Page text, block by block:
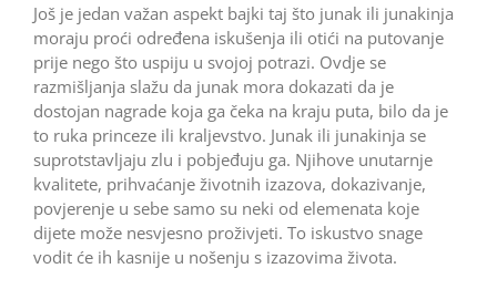
Još je jedan važan aspekt bajki taj što junak ili junakinja
moraju proći određena iskušenja ili otići na putovanje
prije nego što uspiju u svojoj potrazi. Ovdje se
razmišljanja slažu da junak mora dokazati da je
dostojan nagrade koja ga čeka na kraju puta, bilo da je
to ruka princeze ili kraljevstvo. Junak ili junakinja se
suprotstavljaju zlu i pobjeđuju ga. Njihove unutarnje
kvalitete, prihvaćanje životnih izazova, dokazivanje,
povjerenje u sebe samo su neki od elemenata koje
dijete može nesvjesno proživjeti. To iskustvo snage
vodit će ih kasnije u nošenju s izazovima života.